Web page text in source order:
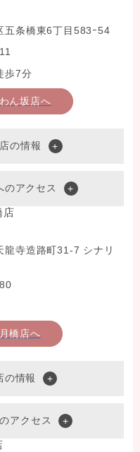
五条橋東6丁目583ｰ54
歩7分
ん坂店へ
の情報
のアクセス
店
龍寺造路町31-7 シナリ
橋店へ
の情報
アクセス